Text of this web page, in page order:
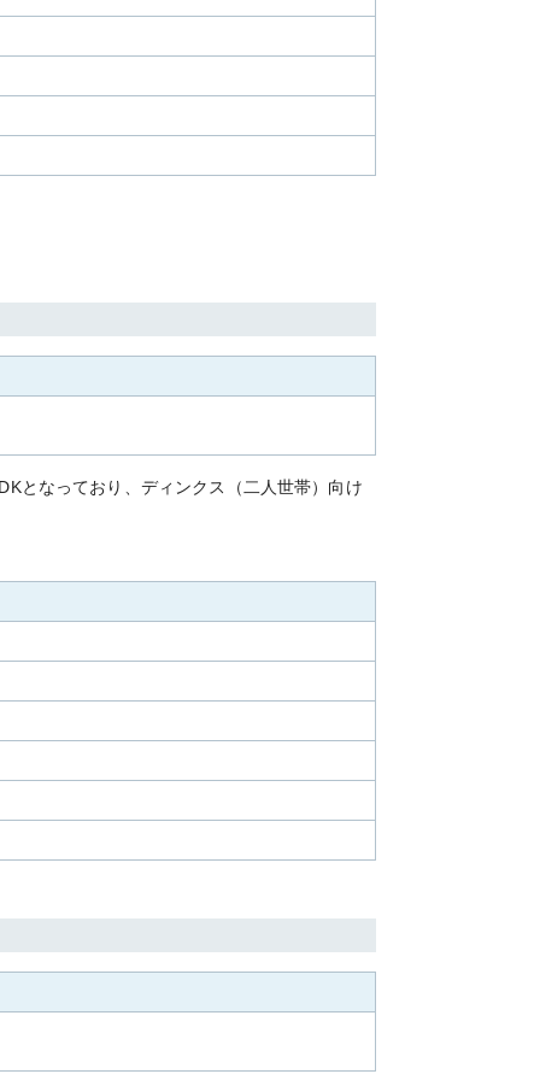
となっており、ディンクス（二人世帯）向け